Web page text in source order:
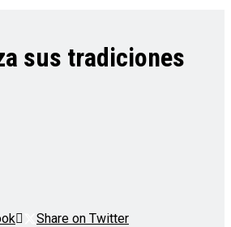
sus tradiciones
Share on Twitter